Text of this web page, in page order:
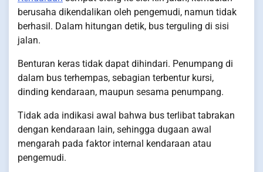
berusaha dikendalikan oleh pengemudi, namun tidak
berhasil. Dalam hitungan detik, bus terguling di sisi
jalan.
Benturan keras tidak dapat dihindari. Penumpang di
dalam bus terhempas, sebagian terbentur kursi,
dinding kendaraan, maupun sesama penumpang.
Tidak ada indikasi awal bahwa bus terlibat tabrakan
dengan kendaraan lain, sehingga dugaan awal
mengarah pada faktor internal kendaraan atau
pengemudi.